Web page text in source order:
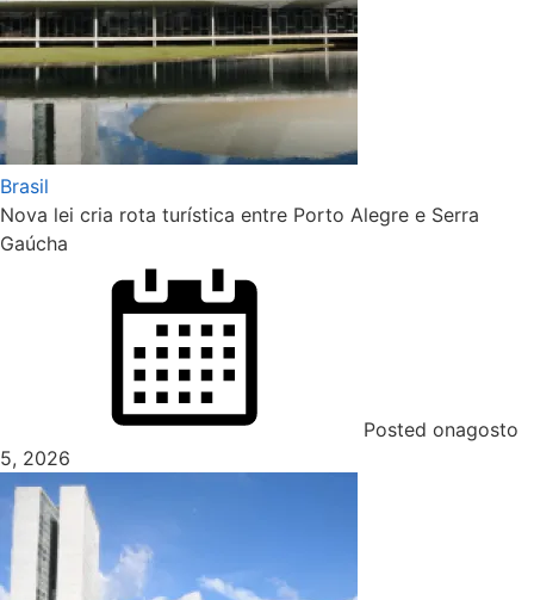
Brasil
Nova lei cria rota turística entre Porto Alegre e Serra
Gaúcha
Posted onagosto
5, 2026